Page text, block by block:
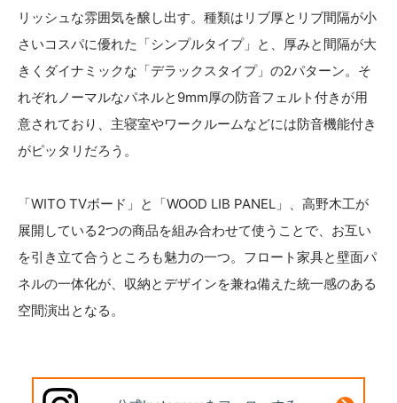
リッシュな雰囲気を醸し出す。種類はリブ厚とリブ間隔が小
さいコスパに優れた「シンプルタイプ」と、厚みと間隔が大
きくダイナミックな「デラックスタイプ」の2パターン。そ
れぞれノーマルなパネルと9mm厚の防音フェルト付きが用
意されており、主寝室やワークルームなどには防音機能付き
がピッタリだろう。
「WITO TVボード」と「WOOD LIB PANEL」、高野木工が
展開している2つの商品を組み合わせて使うことで、お互い
を引き立て合うところも魅力の一つ。フロート家具と壁面パ
ネルの一体化が、収納とデザインを兼ね備えた統一感のある
空間演出となる。